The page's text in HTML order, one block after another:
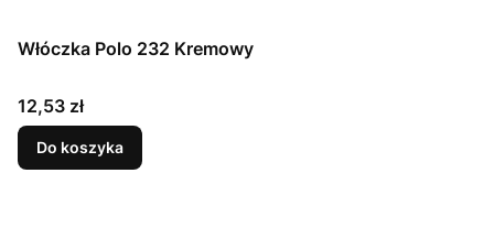
Włóczka Polo 232 Kremowy
Cena
12,53 zł
Do koszyka